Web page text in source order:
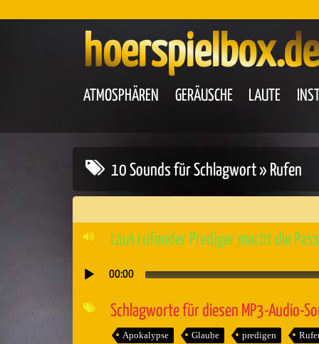
hoerspielbox.de
ATMOSPHÄREN GERÄUSCHE LAUTE
10 Sounds für Schlagwort » Rufen
Laut rufender Prediger macht die
Audio-
Player
00:00
Schlagworte für diesen MP3-Audio-
Apokalypse Glaube predigen